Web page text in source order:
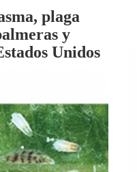
plaga
y
Unidos